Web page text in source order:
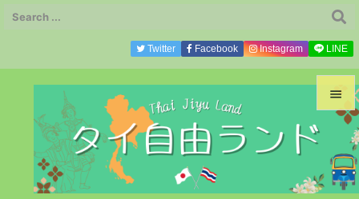


メニ

サイ
Twitter Facebook Instagram LINE